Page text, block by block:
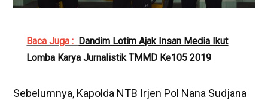
Baca Juga : Dandim Lotim Ajak Insan Media Ikut
Lomba Karya Jurnalistik TMMD Ke105 2019
Sebelumnya, Kapolda NTB Irjen Pol Nana Sudjana